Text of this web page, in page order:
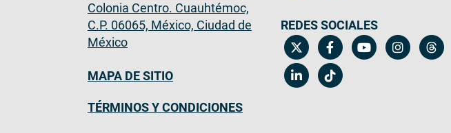
Colonia Centro. Cuauhtémoc,
C.P. 06065, México, Ciudad de
México
MAPA DE SITIO
TÉRMINOS Y CONDICIONES
REDES SOCIALES